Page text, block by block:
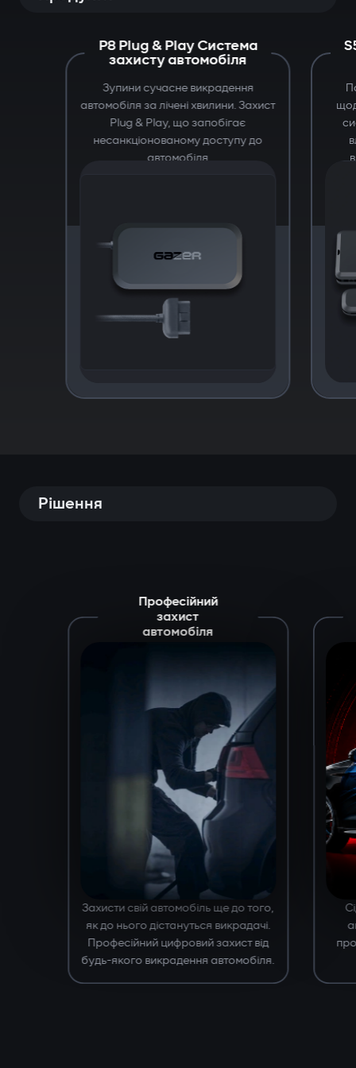
P8 Plug & Play Система
захисту автомобіля
Зупини сучасне викрадення
автомобіля за лічені хвилини. Захист
Plug & Play, що запобігає
несанкціонованому доступу до
автомобіля
Рішення
Професійний
захист
автомобіля
Захисти свій автомобіль ще до того,
як до нього дістануться викрадачі.
Професійний цифровий захист від
будь-якого викрадення автомобіля.